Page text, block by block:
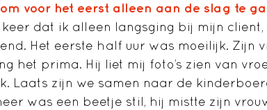
voor het eerst alleen aan de slag te
keer dat ik alleen langsging bij mijn
Het eerste half uur was moeilijk. Zijn
het prima. Hij liet mij foto’s zien van
Laats zijn we samen naar de
was een beetje stil, hij mistte zijn